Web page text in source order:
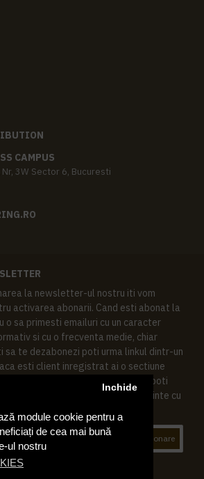
module cookie pentru a
de cea mai bună
ul nostru
Inchide
CAMPUS
3W Sector 6, Bucuresti
la newsletter-ul nostru iti vom
activarea abonarii. Cand esti abonat la
sa primesti emailuri cu un caracter
si cu o frecventa medie, chiar
sa te dezabonezi poti urma linkul dintr-un
esti client inregistrat ai o sectiune
in acest scop, si de asemenea ne poti
email pentru orice intrebari sau cerinte cu
Abonare